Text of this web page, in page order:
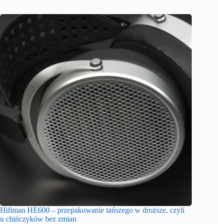
Hifiman HE600 – przepakowanie tańszego w droższe, czyli
u chińczyków bez zmian